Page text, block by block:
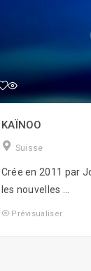
KAÏNOO
Suisse
Crée en 2011 par
les nouvelles ...
Prévisualiser